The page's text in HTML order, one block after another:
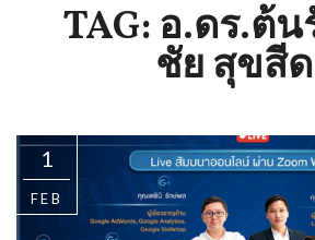
TAG: อ.ดร.ต้
ชัย สุขสี
1
FEB